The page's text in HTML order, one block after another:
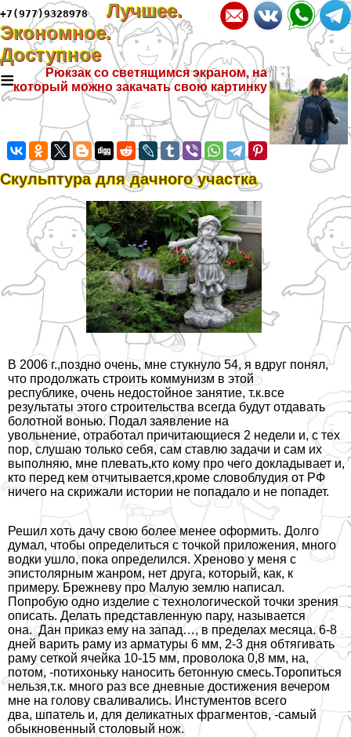
+7(977)9328978
Лучшее.
Экономное.
Доступное
≡
Рюкзак со светящимся экраном, на
который можно закачать свою картинку
Cкульптура для дачного участка
В 2006 г.,поздно очень, мне стукнуло 54, я вдруг понял,
что продолжать строить коммунизм в этой
республике, очень недостойное занятие, т.к.все
результаты этого строительства всегда будут отдавать
болотной вонью. Подал заявление на
увольнение, отработал причитающиеся 2 недели и, с тех
пор, слушаю только себя, сам ставлю задачи и сам их
выполняю, мне плевать,кто кому про чего докладывает и,
кто перед кем отчитывается,кроме словоблyдия от РФ
ничего на скрижали истории не попадало и не попадет.
Решил хоть дачу свою более менее оформить. Долго
думал, чтобы определиться с точкой приложения, много
водки ушло, пока определился. Хреново у меня с
эпистолярным жанром, нет друга, который, как, к
примеру. Брежневу про Малую землю написал.
Попробую одно изделие с технологической точки зрения
описать. Делать представленную пару, называется
она. Дан приказ ему на запад…, в пределах месяца. 6-8
дней варить раму из арматуры 6 мм, 2-3 дня обтягивать
раму сеткой ячейка 10-15 мм, проволока 0,8 мм, на,
потом, -потихоньку наносить бетонную смесь.Торопиться
нельзя,т.к. много раз все дневные достижения вечером
мне на голову сваливались. Инстументов всего
два, шпатель и, для деликатных фрагментов, -самый
обыкновенный столовый нож.